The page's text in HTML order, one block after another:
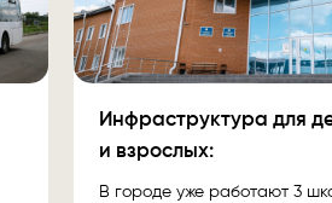
В городе уже работают 3
Инфраструктура для
и взрослых: